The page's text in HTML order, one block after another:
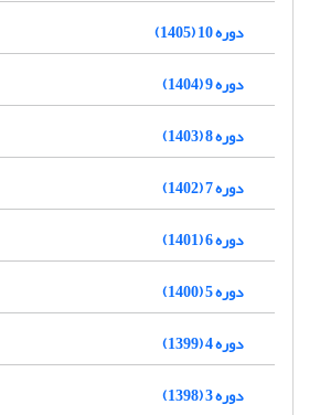
دوره 10 (1405)
دوره 9 (1404)
دوره 8 (1403)
دوره 7 (1402)
دوره 6 (1401)
دوره 5 (1400)
دوره 4 (1399)
دوره 3 (1398)